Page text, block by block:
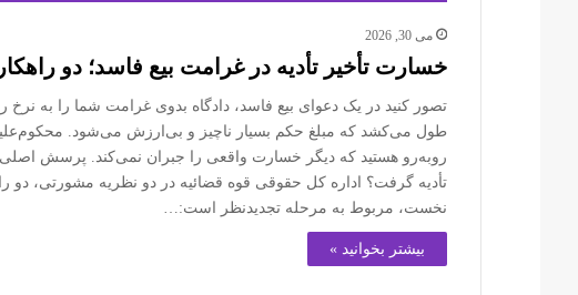
می 30, 2026
خسارت تأخیر تأدیه در غرامت بیع فاسد؛ دو
تصور کنید در یک دعوای بیع فاسد، دادگاه بدوی غرامت شما را به نرخ
طول می‌کشد که مبلغ حکم بسیار ناچیز و بی‌ارزش می‌شود.
روبه‌رو هستید که دیگر خسارت واقعی را جبران نمی‌کند. پرسش
تأدیه گرفت؟ اداره کل حقوقی قوه قضائیه در دو نظریه مشورتی،
نخست، مربوط به مرحله تجدیدنظر است:…
بیشتر بخوانید »